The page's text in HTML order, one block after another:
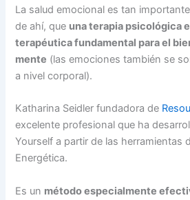
La salud emocional es tan
de ahí, que una terapia psicológica
terapéutica fundamental para el
mente (las emociones también se
a nivel corporal).
Katharina Seidler fundadora de
excelente profesional que ha
Yourself a partir de las herramientas
Energética.
Es un método especialmente